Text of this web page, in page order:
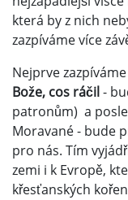
která by z nich
zazpíváme více
Nejprve
Bože, cos ráčil-
patronům) a
Moravané - bude
pro nás. Tím
zemi i k Evropě,
křesťanských